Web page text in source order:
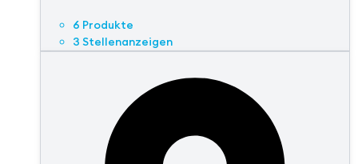
6 Produkte
3 Stellenanzeigen